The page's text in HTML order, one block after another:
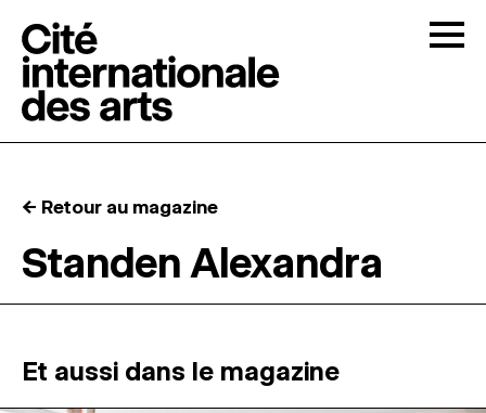
RÉSIDENCES ↓
ATELIERS OUVERTS
← Retour au magazine
Standen Alexandra
Et aussi dans le magazine